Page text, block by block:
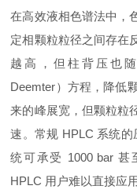
在高效液相色谱法中，
定相颗粒粒径之间存
越高，但柱背压也
Deemter）方程，降低
来的峰展宽，但颗粒粒
速。常规 HPLC 系统
统可承受 1000 bar 甚
HPLC 用户难以直接应